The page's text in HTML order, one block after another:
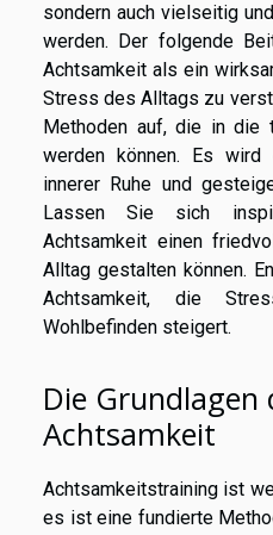
sondern auch vielseitig
werden. Der folgende
Achtsamkeit als ein
Stress des Alltags zu
Methoden auf, die in die
werden können. Es
innerer Ruhe und
Lassen Sie sich
Achtsamkeit einen
Alltag gestalten können.
Achtsamkeit, die
Wohlbefinden steigert.
Die Grundlagen
Achtsamkeit
Achtsamkeitstraining ist
es ist eine fundierte